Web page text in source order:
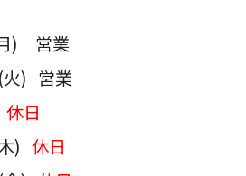
) 営業
業
休日
) 休日